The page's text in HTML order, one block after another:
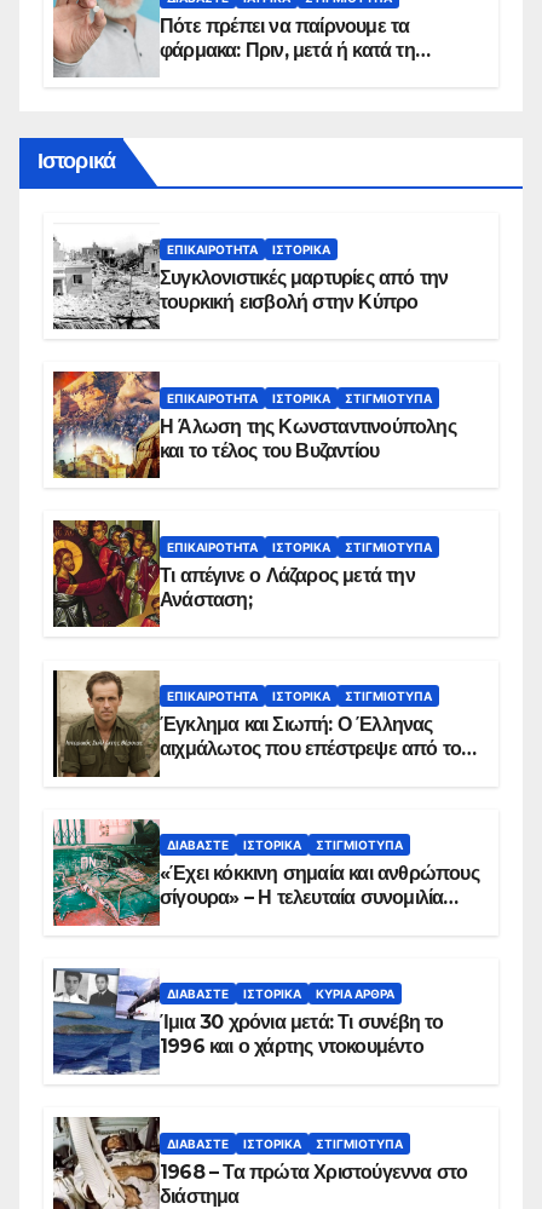
Πότε πρέπει να παίρνουμε τα
φάρμακα: Πριν, μετά ή κατά τη
Ιστορικά
ΕΠΙΚΑΙΡΌΤΗΤΑ ΙΣΤΟΡΙΚΆ
Συγκλονιστικές μαρτυρίες από την
τουρκική εισβολή στην Κύπρο
ΕΠΙΚΑΙΡΌΤΗΤΑ ΙΣΤΟΡΙΚΆ ΣΤΙΓΜΙΌΤΥΠΑ
Η Άλωση της Κωνσταντινούπολης
και το τέλος του Βυζαντίου
ΕΠΙΚΑΙΡΌΤΗΤΑ ΙΣΤΟΡΙΚΆ ΣΤΙΓΜΙΌΤΥΠΑ
Τι απέγινε ο Λάζαρος μετά την
Ανάσταση;
ΕΠΙΚΑΙΡΌΤΗΤΑ ΙΣΤΟΡΙΚΆ ΣΤΙΓΜΙΌΤΥΠΑ
Έγκλημα και Σιωπή: Ο Έλληνας
αιχμάλωτος που επέστρεψε από το
ΔΙΑΒΆΣΤΕ ΙΣΤΟΡΙΚΆ ΣΤΙΓΜΙΌΤΥΠΑ
«Έχει κόκκινη σημαία και ανθρώπους
σίγουρα» – Η τελευταία συνομιλία
ΔΙΑΒΆΣΤΕ ΙΣΤΟΡΙΚΆ ΚΥΡΙΑ ΑΡΘΡΑ
Ίμια 30 χρόνια μετά: Τι συνέβη το
1996 και ο χάρτης ντοκουμέντο
ΔΙΑΒΆΣΤΕ ΙΣΤΟΡΙΚΆ ΣΤΙΓΜΙΌΤΥΠΑ
1968 – Τα πρώτα Χριστούγεννα στο
διάστημα